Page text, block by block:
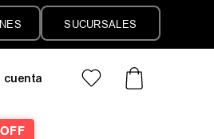
SUCURSALES